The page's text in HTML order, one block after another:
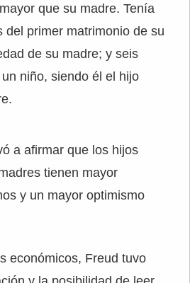
que su madre. Tenía
del primer matrimonio de su
de su madre; y seis
niño, siendo él el hijo
a afirmar que los hijos
tienen mayor
y un mayor optimismo
económicos, Freud tuvo